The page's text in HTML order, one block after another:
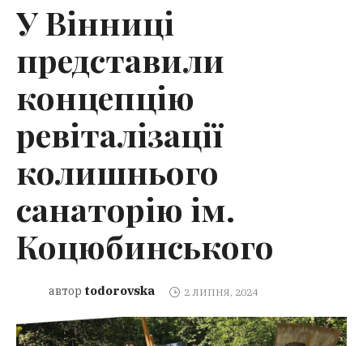
У Вінниці
представили
концепцію
ревіталізації
колишнього
санаторію ім.
Коцюбинського
автор todorovska 2 ЛИПНЯ, 2024